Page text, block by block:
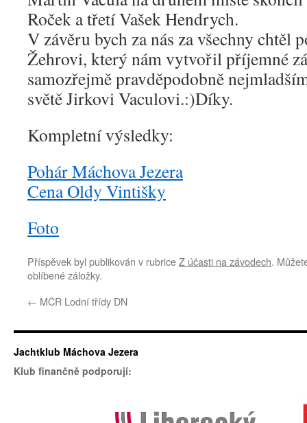
Roček a třetí Vašek Hendrych.
V závěru bych za nás za všechny chtěl
Žehrovi, který nám vytvořil příjemné
samozřejmě pravděpodobně
světě Jirkovi Vaculovi.:)Díky.
Kompletní výsledky:
Pohár Máchova Jezera
Cena Oldy Vintišky
Foto
Příspěvek byl publikován v rubriceZ účasti na závodech.
oblíbené záložky.
← MČR Lodní třídy DN
Jachtklub Máchova Jezera
Klub finančně podporují: